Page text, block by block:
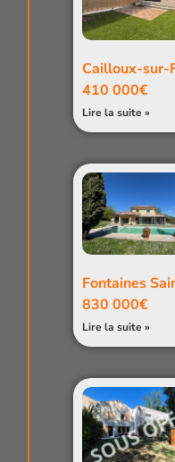
Cailloux-sur-
410 000€
Lire la suite »
Fontaines
830 000€
Lire la suite »